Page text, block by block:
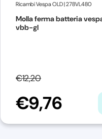
Ricambi Vespa OLD|278VL480
Molla ferma batteria
vbb-gl
€12,20
€9,76